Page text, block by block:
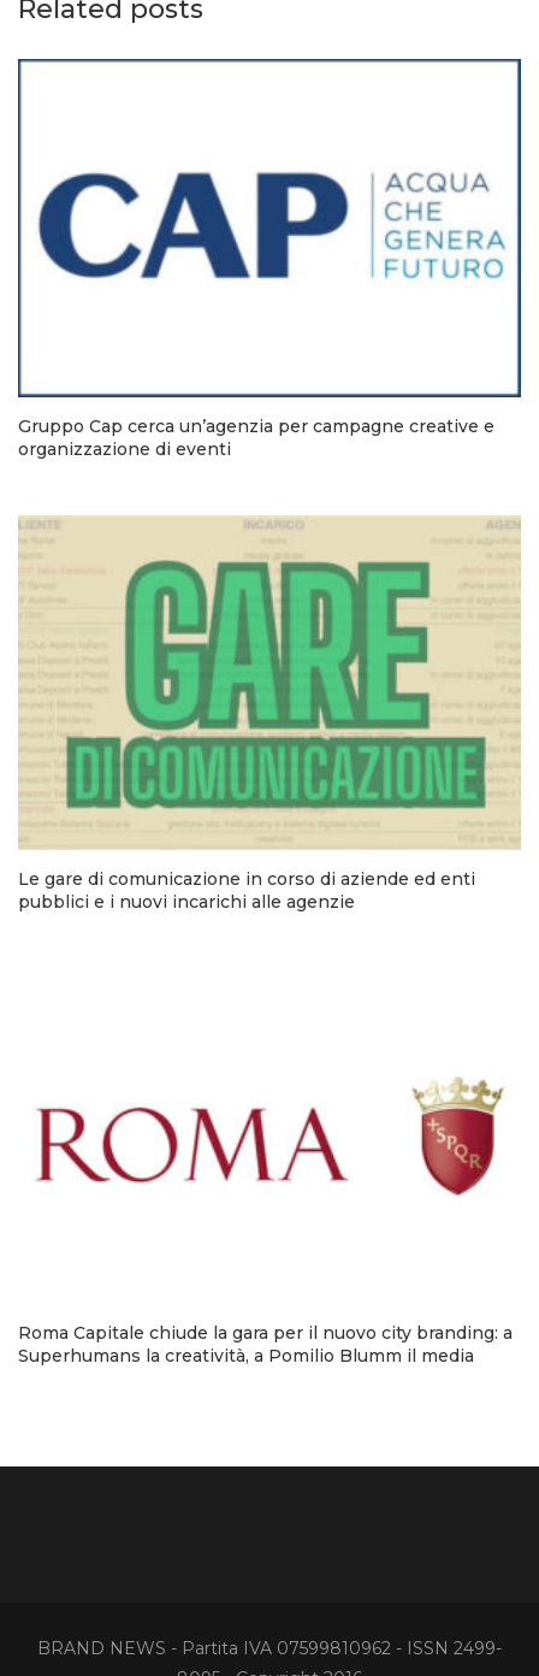
Related posts
Gruppo Cap cerca un’agenzia per campagne creative e
organizzazione di eventi
Le gare di comunicazione in corso di aziende ed enti
pubblici e i nuovi incarichi alle agenzie
Roma Capitale chiude la gara per il nuovo city branding: a
Superhumans la creatività, a Pomilio Blumm il media
BRAND NEWS - Partita IVA 07599810962 - ISSN 2499-